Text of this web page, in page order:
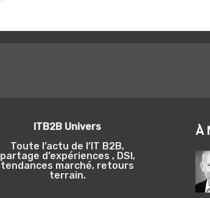
ITB2B Univers
Toute l’actu de l’IT B2B,
partage d’expériences , DSI,
tendances marché, retours
terrain.
À